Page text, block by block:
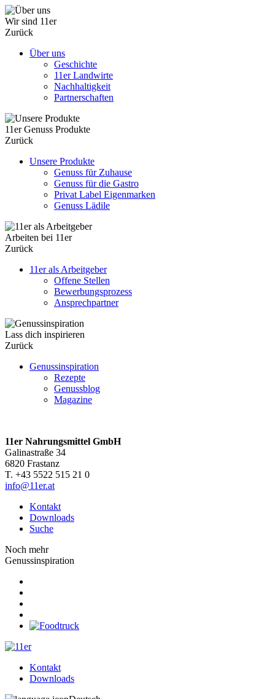
Wir sind 11er
Zurück
Über uns
Geschichte
11er Landwirte
Nachhaltigkeit
Partnerschaften
11er Genuss Produkte
Zurück
Unsere Produkte
Genuss für Zuhause
Genuss für die Gastro
Privat Label Eigenmarken
Genuss Lädile
Arbeiten bei 11er
Zurück
11er als Arbeitgeber
Offene Stellen
Bewerbungsprozess
Ansprechpartner
Lass dich inspirieren
Zurück
Genussinspiration
Rezepte
Genussblog
Magazine
11er Nahrungsmittel GmbH
Galinastraße 34
6820 Frastanz
T. +43 5522 515 21 0
info@11er.at
Kontakt
Downloads
Suche
Noch mehr
Genussinspiration
Kontakt
Downloads